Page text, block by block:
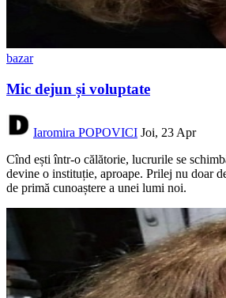
bazar
Mic dejun și voluptate
Iaromira POPOVICI Joi, 23 Apr
Cînd ești într-o călătorie, lucrurile se
devine o instituție, aproape. Prilej nu doar
de primă cunoaștere a unei lumi noi.